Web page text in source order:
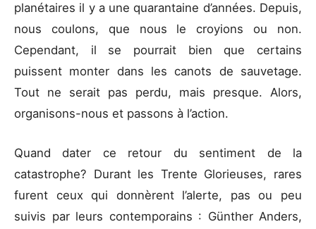
planétaires il y a une quarantaine d’années. Depuis,
nous coulons, que nous le croyions ou non.
Cependant, il se pourrait bien que certains
puissent monter dans les canots de sauvetage.
Tout ne serait pas perdu, mais presque. Alors,
organisons-nous et passons à l’action.
Quand dater ce retour du sentiment de la
catastrophe? Durant les Trente Glorieuses, rares
furent ceux qui donnèrent l’alerte, pas ou peu
suivis par leurs contemporains : Günther Anders,